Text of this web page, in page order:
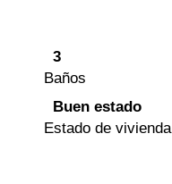
3
Baños
Buen estado
Estado de vivienda